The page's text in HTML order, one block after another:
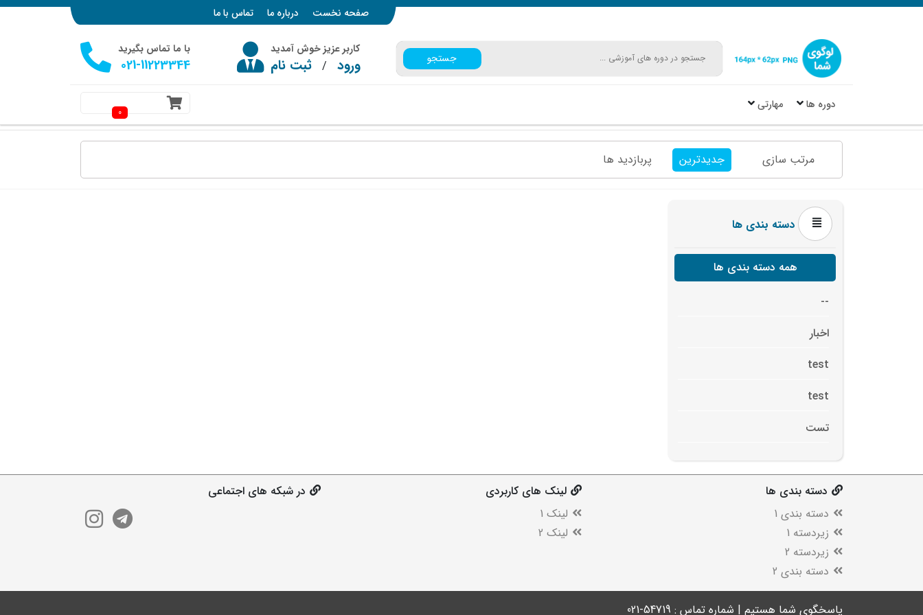
صفحه نخست درباره ما تماس با ما
جستجو
کاربر عزیز خوش آمدید
ورود /ثبت نام
با ما تماس بگیرید
021-11223344
دوره ها مهارتی
0
مرتب سازی جدیدترین پربازدید ها
دسته بندی ها
همه دسته بندی ها
--
اخبار
test
test
تست
دسته بندی ها
دسته بندی 1
زیردسته 1
زیردسته 2
دسته بندی 2
لینک های کاربردی
لینک 1
لینک 2
در شبکه های اجتماعی
پاسخگوی شما هستیم | شماره تماس : 54719-021